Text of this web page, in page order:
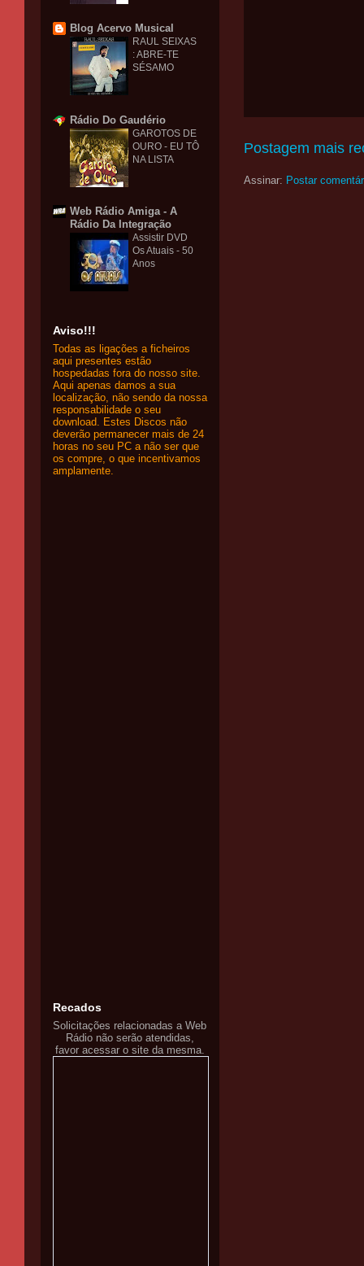
Postagem mais
Assinar: Postar
Blog Acervo Musical
RAUL SEIXAS
: ABRE-TE
SÉSAMO
Rádio Do Gaudério
GAROTOS DE
OURO - EU TÔ
NA LISTA
Web Rádio Amiga - A
Rádio Da Integração
Assistir DVD
Os Atuais - 50
Anos
Aviso!!!
Todas as ligações a ficheiros
aqui presentes estão
hospedadas fora do nosso site.
Aqui apenas damos a sua
localização, não sendo da nossa
responsabilidade o seu
download. Estes Discos não
deverão permanecer mais de 24
horas no seu PC a não ser que
os compre, o que incentivamos
amplamente.
Recados
Solicitações relacionadas a Web
Rádio não serão atendidas,
favor acessar o site da mesma.